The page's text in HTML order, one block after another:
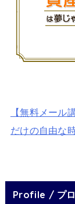
【無料メー
だけの自由な
Profile / プ